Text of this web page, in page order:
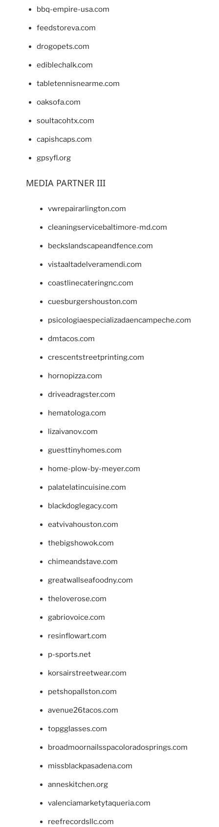
bbq-empire-usa.com
feedstoreva.com
drogopets.com
ediblechalk.com
tabletennisnearme.com
oaksofa.com
soultacohtx.com
capishcaps.com
gpsyfl.org
MEDIA PARTNER III
vwrepairarlington.com
cleaningservicebaltimore-md.com
beckslandscapeandfence.com
vistaaltadelveramendi.com
coastlinecateringnc.com
cuesburgershouston.com
psicologiaespecializadaencampeche.com
dmtacos.com
crescentstreetprinting.com
hornopizza.com
driveadragster.com
hematologa.com
lizaivanov.com
guesttinyhomes.com
home-plow-by-meyer.com
palatelatincuisine.com
blackdoglegacy.com
eatvivahouston.com
thebigshowok.com
chimeandstave.com
greatwallseafoodny.com
theloverose.com
gabriovoice.com
resinflowart.com
p-sports.net
korsairstreetwear.com
petshopallston.com
avenue26tacos.com
topgglasses.com
broadmoornailsspacoloradosprings.com
missblackpasadena.com
anneskitchen.org
valenciamarketytaqueria.com
reefrecordsllc.com